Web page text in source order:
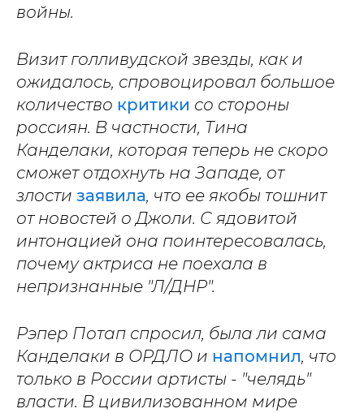
войны.
Визит голливудской звезды, как и
ожидалось, спровоцировал большое
количество критики со стороны
россиян. В частности, Тина
Канделаки, которая теперь не скоро
сможет отдохнуть на Западе, от
злости заявила, что ее якобы тошнит
от новостей о Джоли. С ядовитой
интонацией она поинтересовалась,
почему актриса не поехала в
непризнанные "Л/ДНР".
Рэпер Потап спросил, была ли сама
Канделаки в ОРДЛО и напомнил, что
только в России артисты - "челядь"
власти. В цивилизованном мире